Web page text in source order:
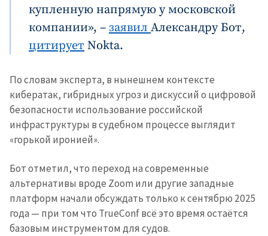
купленную напрямую у московской
компании», –заявил Александру Бот,
цитируетNokta.
По словам эксперта, в нынешнем контексте
кибератак, гибридных угроз и дискуссий о цифровой
безопасности использование российской
инфраструктуры в судебном процессе выглядит
«горькой иронией».
Бот отметил, что переход на современные
альтернативы вроде Zoom или другие западные
платформ начали обсуждать только к сентябрю 2025
года — при том что TrueConf всё это время остаётся
базовым инструментом для судов.